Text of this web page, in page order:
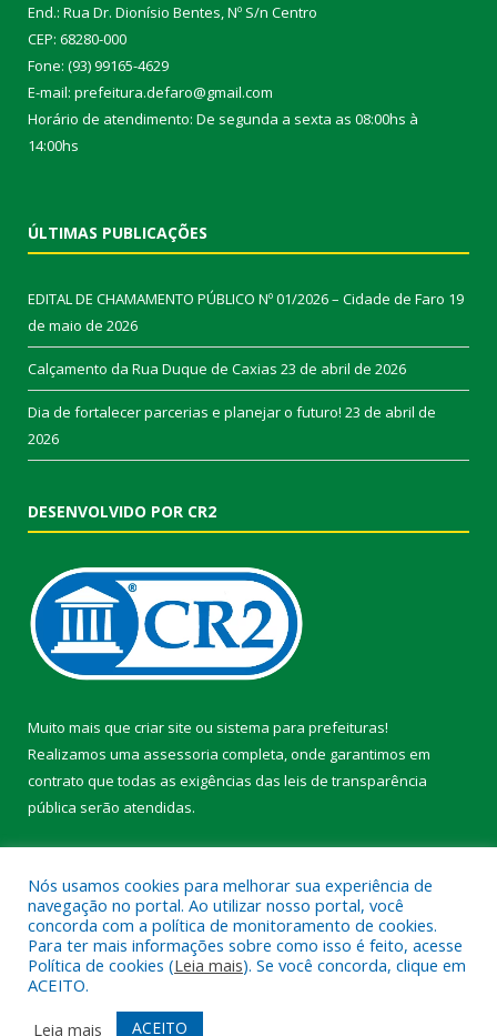
End.: Rua Dr. Dionísio Bentes, Nº S/n Centro
CEP: 68280-000
Fone: (93) 99165-4629
E-mail: prefeitura.defaro@gmail.com
Horário de atendimento: De segunda a sexta as 08:00hs à
14:00hs
ÚLTIMAS PUBLICAÇÕES
EDITAL DE CHAMAMENTO PÚBLICO Nº 01/2026 – Cidade de Faro 19
de maio de 2026
Calçamento da Rua Duque de Caxias 23 de abril de 2026
Dia de fortalecer parcerias e planejar o futuro! 23 de abril de
2026
DESENVOLVIDO POR CR2
Muito mais que criar site ou sistema para prefeituras!
Realizamos uma assessoria completa, onde garantimos em
contrato que todas as exigências das leis de transparência
pública serão atendidas.
Todos os direitos reservados a Prefeitura Municipal de Faro.
Mapa do Site Acessar Área Administrativa
Nós usamos cookies para melhorar sua experiência de
navegação no portal. Ao utilizar nosso portal, você
concorda com a política de monitoramento de cookies.
Para ter mais informações sobre como isso é feito, acesse
Política de cookies (Leia mais). Se você concorda, clique em
ACEITO.
Leia mais
ACEITO